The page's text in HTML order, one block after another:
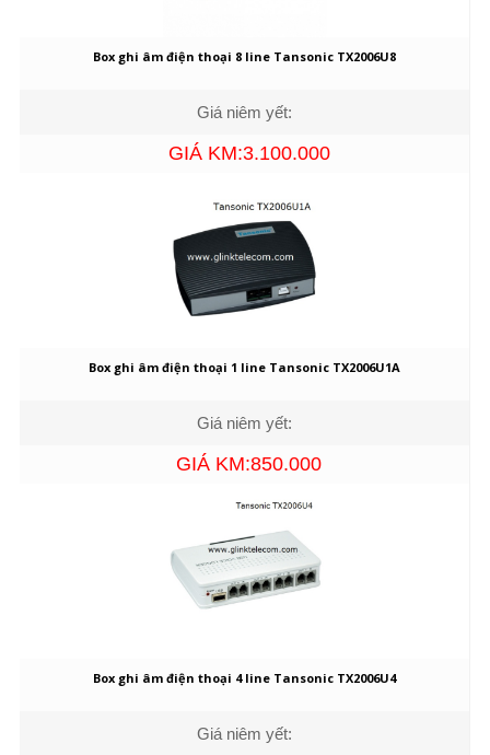
Box ghi âm điện thoại 8 line Tansonic TX2006U8
Giá niêm yết:
GIÁ KM:3.100.000
Box ghi âm điện thoại 1 line Tansonic TX2006U1A
Giá niêm yết:
GIÁ KM:850.000
Box ghi âm điện thoại 4 line Tansonic TX2006U4
Giá niêm yết: